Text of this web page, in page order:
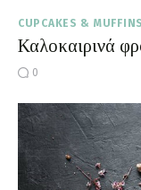
CUPCAKES & MUFFINS
Καλοκαιρινά
0